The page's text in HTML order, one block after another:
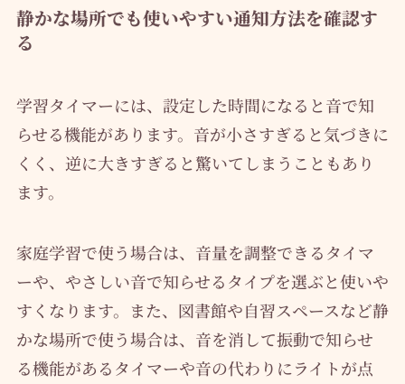
静かな場所でも使いやすい通知方法を確認す
る
学習タイマーには、設定した時間になると音で知
らせる機能があります。音が小さすぎると気づきに
くく、逆に大きすぎると驚いてしまうこともあり
ます。
家庭学習で使う場合は、音量を調整できるタイマ
ーや、やさしい音で知らせるタイプを選ぶと使いや
すくなります。また、図書館や自習スペースなど静
かな場所で使う場合は、音を消して振動で知らせ
る機能があるタイマーや音の代わりにライトが点